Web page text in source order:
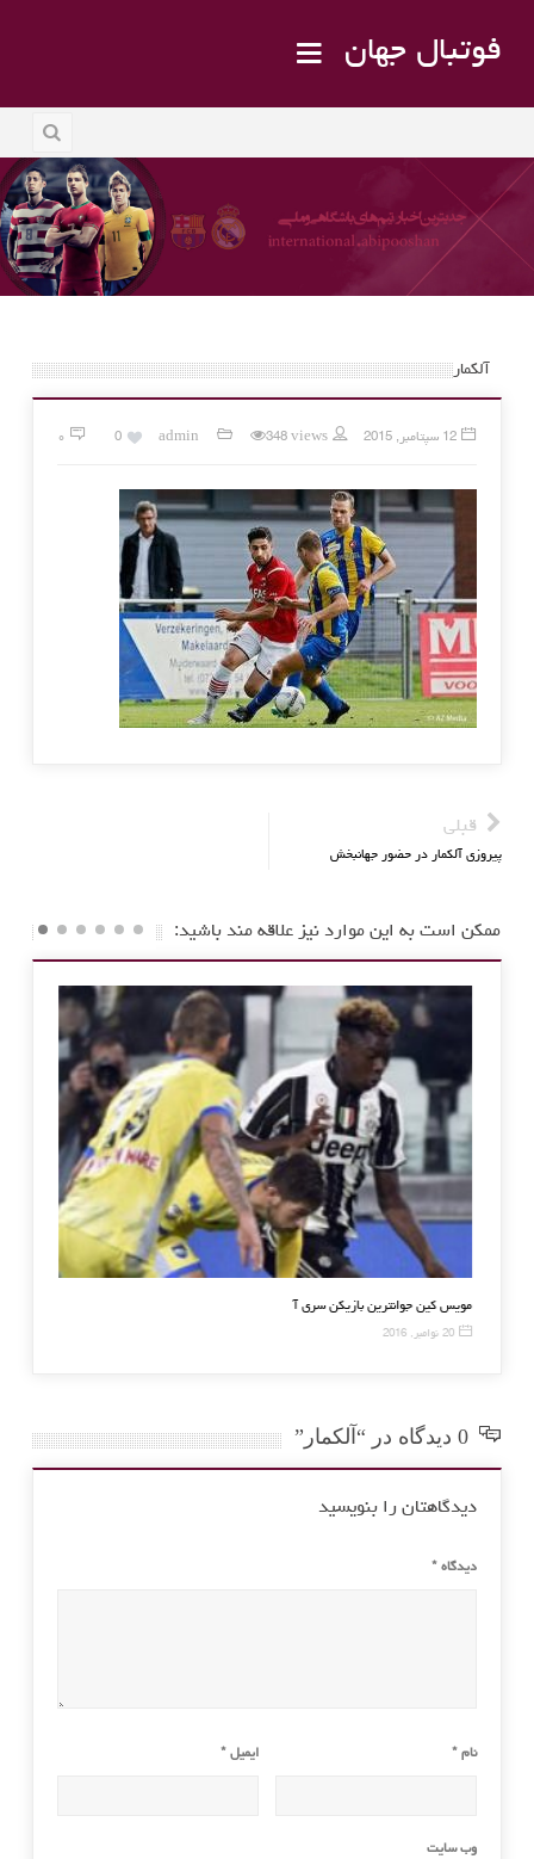
فوتبال جهان
آلکمار
12 سپتامبر, 2015 admin 348 views
0 ۰
قبلی
پیروزی آلکمار در حضور جهانبخش
ممکن است به این موارد نیز علاقه مند باشید:
با زسکا در مسکو
دیدگاهتان را بنویسید
دیدگاه *
نام * ایمیل*
وب‌ سایت